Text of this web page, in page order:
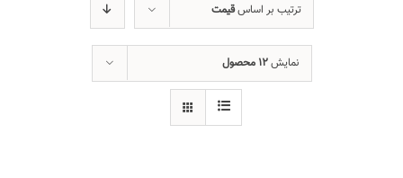
فیلم های آموزشی
درباره ما
ترتیب بر اساسقیمت
نمایش۱۲ محصول